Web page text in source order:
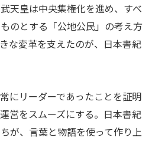
天皇は中央集権化を進め、すべ
のとする「公地公民」の考え方
な変革を支えたのが、日本書紀
にリーダーであったことを証明
営をスムーズにする。日本書紀
が、言葉と物語を使って作り上